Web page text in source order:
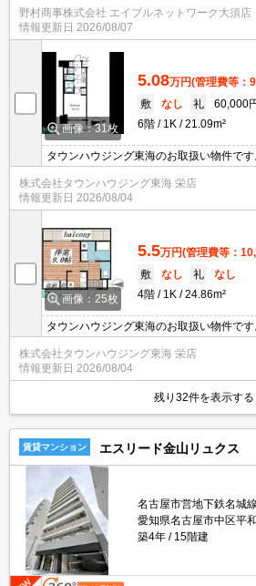
野村商事株式会社 エイブルネットワーク大須店
情報更新日 2026/08/07
画像：31枚
5.08万円(管理費等：
敷
なし 礼
60,000
6階
1K 21.09m²
タウンハウジング東海のお取扱い物件です
などお気軽にお問い合わせください。
株式会社タウンハウジング東海 栄店
情報更新日 2026/08/04
画像：25枚
5.5万円(管理費等：
敷
なし 礼
なし
4階
1K 24.86m²
タウンハウジング東海のお取扱い物件です
などお気軽にお問い合わせください。
株式会社タウンハウジング東海 栄店
情報更新日 2026/08/04
残り32件を表示する
賃貸マンション エスリード金山リュクス
名古屋市営地下鉄名城
愛知県名古屋市中区平
築4年
15階建